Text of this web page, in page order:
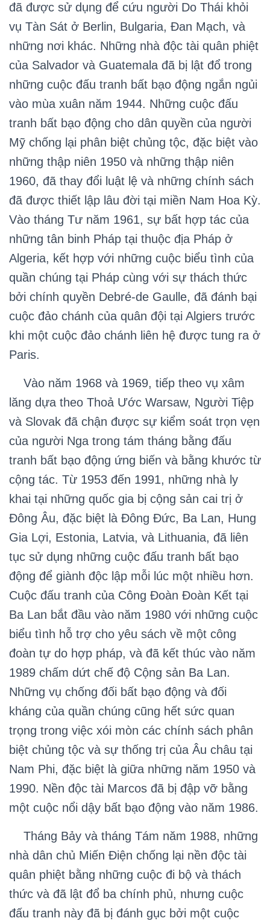
đã được sử dụng để cứu người Do Thái khỏi
vụ Tàn Sát ở Berlin, Bulgaria, Đan Mạch, và
những nơi khác. Những nhà độc tài quân phiệt
của Salvador và Guatemala đã bị lật đổ trong
những cuộc đấu tranh bất bạo động ngắn ngủi
vào mùa xuân năm 1944. Những cuộc đấu
tranh bất bạo động cho dân quyền của người
Mỹ chống lại phân biệt chủng tộc, đặc biệt vào
những thập niên 1950 và những thập niên
1960, đã thay đổi luật lệ và những chính sách
đã được thiết lập lâu đời tại miền Nam Hoa Kỳ.
Vào tháng Tư năm 1961, sự bất hợp tác của
những tân binh Pháp tại thuộc địa Pháp ở
Algeria, kết hợp với những cuộc biểu tình của
quần chúng tại Pháp cùng với sự thách thức
bởi chính quyền Debré-de Gaulle, đã đánh bại
cuộc đảo chánh của quân đội tại Algiers trước
khi một cuộc đảo chánh liên hệ được tung ra ở
Paris.
Vào năm 1968 và 1969, tiếp theo vụ xâm
lăng dựa theo Thoả Ước Warsaw, Người Tiệp
và Slovak đã chận được sự kiểm soát trọn vẹn
của người Nga trong tám tháng bằng đấu
tranh bất bạo động ứng biến và bằng khước từ
cộng tác. Từ 1953 đến 1991, những nhà ly
khai tại những quốc gia bị cộng sản cai trị ở
Đông Âu, đặc biệt là Đông Đức, Ba Lan, Hung
Gia Lợi, Estonia, Latvia, và Lithuania, đã liên
tục sử dụng những cuộc đấu tranh bất bạo
động để giành độc lập mỗi lúc một nhiều hơn.
Cuộc đấu tranh của Công Đoàn Đoàn Kết tại
Ba Lan bắt đầu vào năm 1980 với những cuộc
biểu tình hỗ trợ cho yêu sách về một công
đoàn tự do hợp pháp, và đã kết thúc vào năm
1989 chấm dứt chế độ Cộng sản Ba Lan.
Những vụ chống đối bất bạo động và đối
kháng của quần chúng cũng hết sức quan
trọng trong việc xói mòn các chính sách phân
biệt chủng tộc và sự thống trị của Âu châu tại
Nam Phi, đặc biệt là giữa những năm 1950 và
1990. Nền độc tài Marcos đã bị đập vỡ bằng
một cuộc nổi dậy bất bạo động vào năm 1986.
Tháng Bảy và tháng Tám năm 1988, những
nhà dân chủ Miến Điện chống lại nền độc tài
quân phiệt bằng những cuộc đi bộ và thách
thức và đã lật đổ ba chính phủ, nhưng cuộc
đấu tranh này đã bị đánh gục bởi một cuộc